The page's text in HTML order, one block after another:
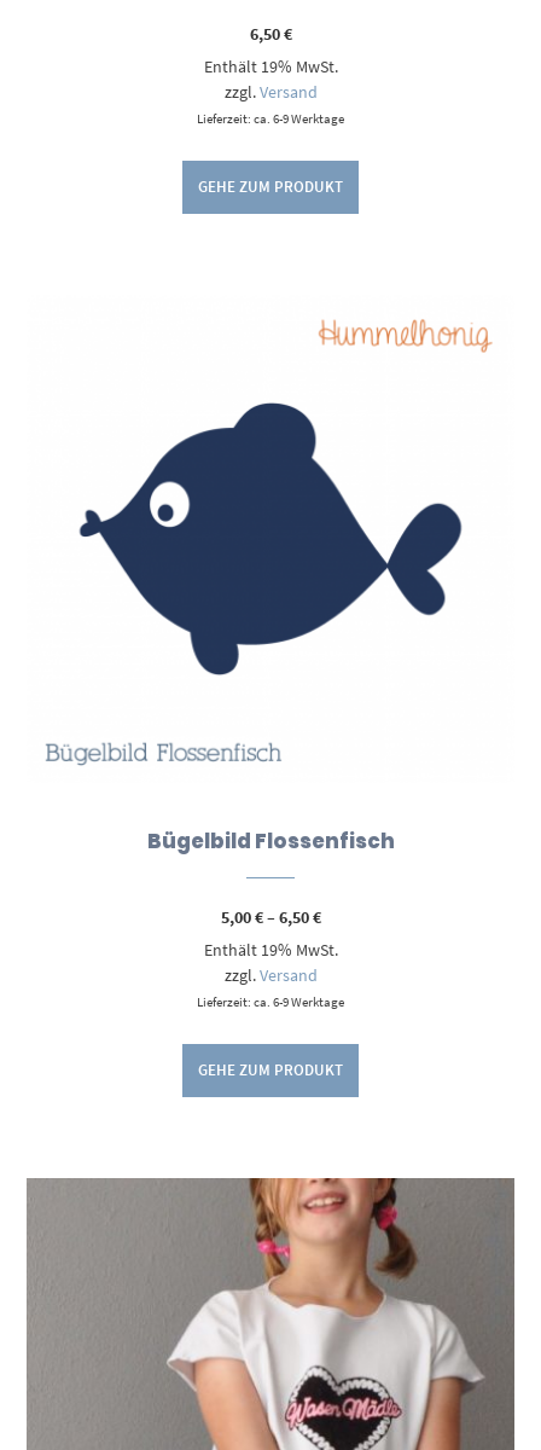
6,50€
Enthält 19% MwSt.
zzgl.Versand
Lieferzeit: ca. 6-9 Werktage
GEHE ZUM PRODUKT
Bügelbild Flossenfisch
5,00€–6,50€Preisspanne:
bis
Enthält 19% MwSt.
zzgl.Versand
Lieferzeit: ca. 6-9 Werktage
GEHE ZUM PRODUKT